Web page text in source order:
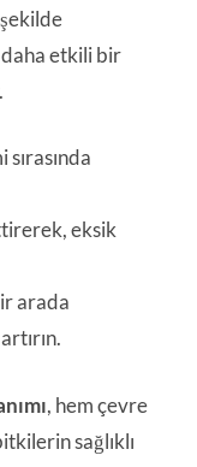
daha etkili bir
eksik
arada
, hem çevre
sağlıklı